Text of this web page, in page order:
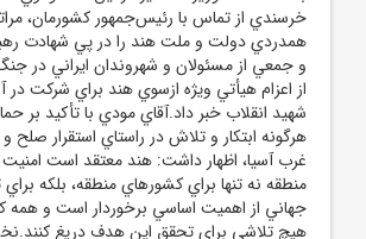
خرسندي از تماس با رئيس‌جمهور کشورمان،
همدردي دولت و ملت هند را در پي شهادت
و جمعي از مسئولان و شهروندان ايراني در جنگ
از اعزام هيأتي ويژه ازسوي هند براي شرکت در
شهيد انقلاب خبر داد.آقاي مودي با تأکيد بر
هرگونه ابتکار و تلاش در راستاي استقرار صلح
غرب آسيا، اظهار داشت: هند معتقد است
منطقه نه تنها براي کشورهاي منطقه، بلکه
جهاني از اهميت اساسي برخوردار است و همه
هيچ تلاشي براي تحقق اين هدف دريغ